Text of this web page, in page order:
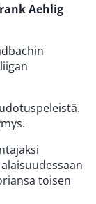
Aehlig
toisen